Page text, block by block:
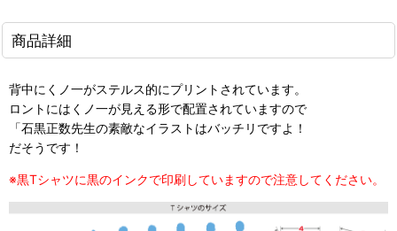
商品詳細
背中にくノ一がステルス的にプリントされています。
ロントにはくノ一が見える形で配置されていますので
「石黒正数先生の素敵なイラストはバッチリですよ！
だそうです！
※黒Tシャツに黒のインクで印刷していますので注意してください。